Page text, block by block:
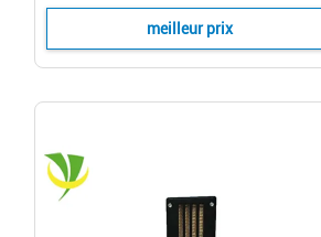
Digital
meilleur prix